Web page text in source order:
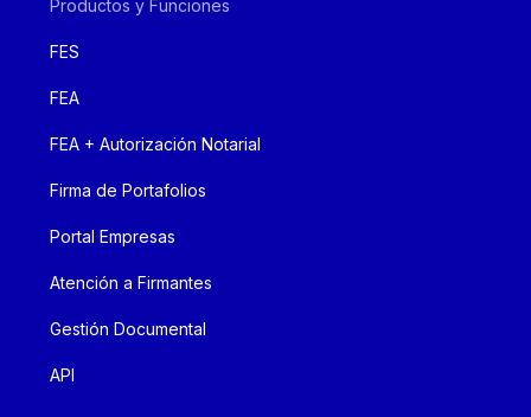
Productos y Funciones
FES
FEA
FEA + Autorización Notarial
Firma de Portafolios
Portal Empresas
Atención a Firmantes
Gestión Documental
API